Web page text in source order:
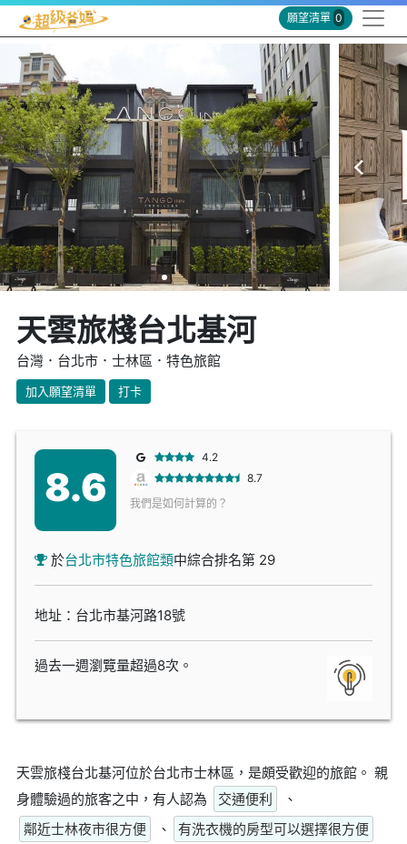
願望清單 0
天雲旅棧台北基河
台灣．台北市．士林區．特色旅館
加入願望清單 打卡
8.6
4.2
8.7
我們是如何計算的？
於台北市特色旅館類中綜合排名第 29
地址：台北市基河路18號
過去一週瀏覽量超過8次。
天雲旅棧台北基河位於台北市士林區，是頗受歡迎的旅館。 親
身體驗過的旅客之中，有人認為
交通便利
、
鄰近士林夜市很方便
、
有洗衣機的房型可以選擇很方便